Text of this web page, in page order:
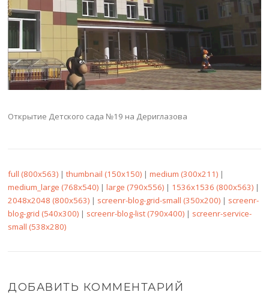
Открытие Детского сада №19 на Дериглазова
full (800x563) |thumbnail (150x150) |medium (300x211) |
medium_large (768x540) |large (790x556) | 1536x1536 (800x563) |
2048x2048 (800x563) | screenr-blog-grid-small (350x200) | screenr-
blog-grid (540x300) | screenr-blog-list (790x400) | screenr-service-
small (538x280)
ДОБАВИТЬ КОММЕНТАРИЙ